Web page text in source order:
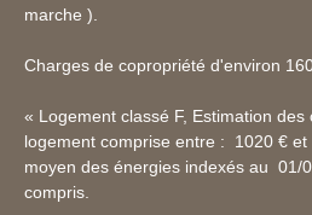
marche ).
Charges de copropriété d'environ
« Logement classé F, Estimation
logement comprise entre : 1020 €
moyen des énergies indexés au 01/
compris.